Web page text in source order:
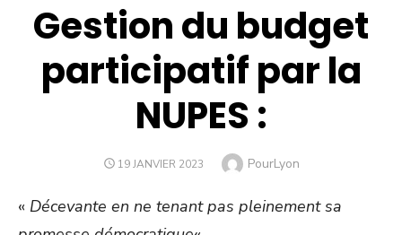
Gestion du budget
participatif par la
NUPES :
POSTED
19 JANVIER 2023 Author
PourLyon
« Décevante en ne tenant pas pleinement sa